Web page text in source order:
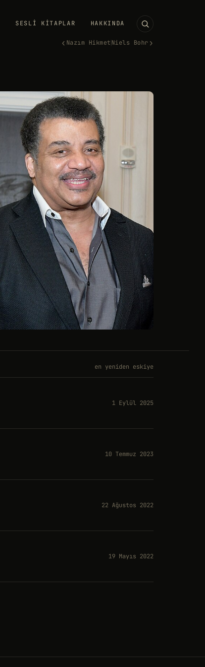
SESLI KITAPLAR HAKKINDA
‹ Nazım Hikmet Niels Bohr ›
en yeniden eskiye
1 Eylül 2025
10 Temmuz 2023
22 Ağustos 2022
19 Mayıs 2022